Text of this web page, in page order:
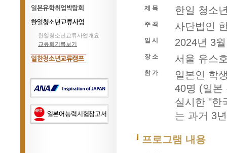
일본유학박람회
일본유학취업박람회
한일청소년교류사업
한일청소년교류사업개요
교류회기록보기
제 목 한일 청소
주 최 사단법인
일 시 2024년 3
장 소 서울 유스
참 가
일본인 학
40명 (일본
실시한 "한
는 과거 3
프로그램 내용